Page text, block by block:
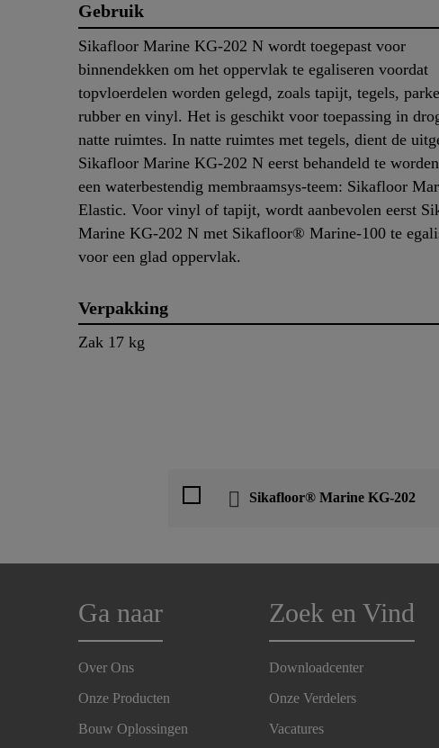
Gebruik
Sikafloor Marine KG-202 N wordt toegepast voor
binnendekken om het oppervlak te egaliseren voordat
topvloerdelen worden gelegd, zoals tapijt, tegels,
rubber en vinyl. Het is geschikt voor toepassing in
natte ruimtes. In natte ruimtes met tegels, dient de
Sikafloor Marine KG-202 N eerst behandeld te
een waterbestendig membraamsys-teem: Sikafloor
Elastic. Voor vinyl of tapijt, wordt aanbevolen eerst
Marine KG-202 N met Sikafloor® Marine-100 te
voor een glad oppervlak.
Verpakking
Zak 17 kg
Sikafloor® Marine KG-202
Ga naar
Over Ons
Onze Producten
Bouw Oplossingen
Zoek en Vind
Downloadcenter
Onze Verdelers
Vacatures